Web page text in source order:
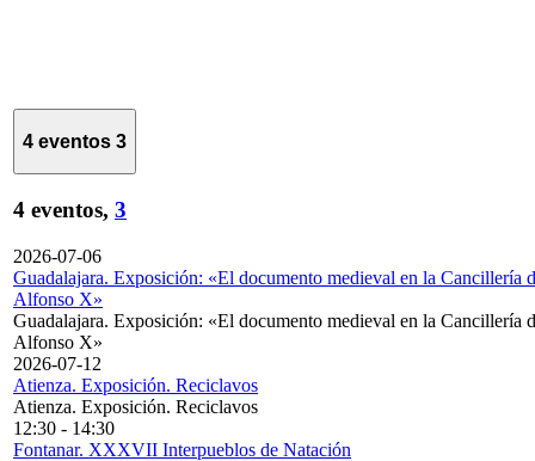
4 eventos 3
4 eventos, 3
2026-07-06
Guadalajara. Exposición: «El documento medieval en la Cancillería
Alfonso X»
Guadalajara. Exposición: «El documento medieval en la Cancillería
Alfonso X»
2026-07-12
Atienza. Exposición. Reciclavos
Atienza. Exposición. Reciclavos
12:30 - 14:30
Fontanar. XXXVII Interpueblos de Natación